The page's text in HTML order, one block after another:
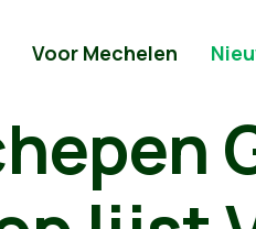
Voor Mechelen